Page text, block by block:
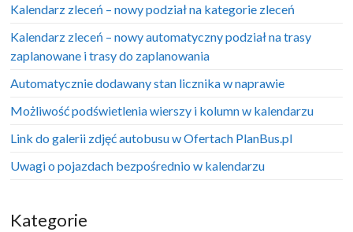
Kalendarz zleceń – nowy podział na kategorie zleceń
Kalendarz zleceń – nowy automatyczny podział na trasy
zaplanowane i trasy do zaplanowania
Automatycznie dodawany stan licznika w naprawie
Możliwość podświetlenia wierszy i kolumn w kalendarzu
Link do galerii zdjęć autobusu w Ofertach PlanBus.pl
Uwagi o pojazdach bezpośrednio w kalendarzu
Kategorie